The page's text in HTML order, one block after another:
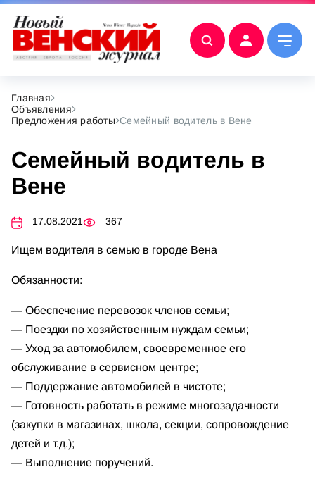
Главная
Объявления
Предложения работы Семейный водитель в Вене
Семейный водитель в
Вене
17.08.2021 367
Ищем водителя в семью в городе Вена
Обязанности:
— Обеспечение перевозок членов семьи;
— Поездки по хозяйственным нуждам семьи;
— Уход за автомобилем, своевременное его
обслуживание в сервисном центре;
— Поддержание автомобилей в чистоте;
— Готовность работать в режиме многозадачности
(закупки в магазинах, школа, секции, сопровождение
детей и т.д.);
— Выполнение поручений.